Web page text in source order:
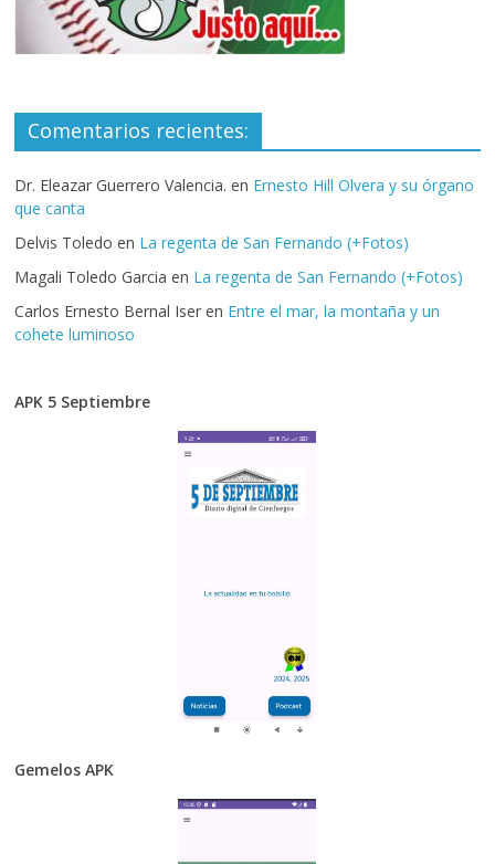
Comentarios recientes:
Dr. Eleazar Guerrero Valencia. en Ernesto Hill Olvera y su órgano
que canta
Delvis Toledo en La regenta de San Fernando (+Fotos)
Magali Toledo Garcia en La regenta de San Fernando (+Fotos)
Carlos Ernesto Bernal Iser en Entre el mar, la montaña y un
cohete luminoso
APK 5 Septiembre
Gemelos APK